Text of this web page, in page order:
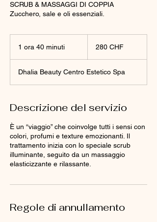
SCRUB & MASSAGGI DI COPPIA
Zucchero, sale e oli essenziali.
1 ora 40 minuti
4
0
n
t
i
svizzeri
280 CHF
Dhalia Beauty Centro Estetico Spa
Descrizione del servizio
È un “viaggio” che coinvolge tutti i sensi con
colori, profumi e texture emozionanti. Il
trattamento inizia con lo speciale scrub
illuminante, seguito da un massaggio
elasticizzante e rilassante.
Regole di annullamento